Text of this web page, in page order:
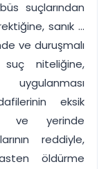
suçlarından
sanık ...
ve duruşmalı
niteliğine,
eksik
ve yerinde
reddiyle,
öldürme